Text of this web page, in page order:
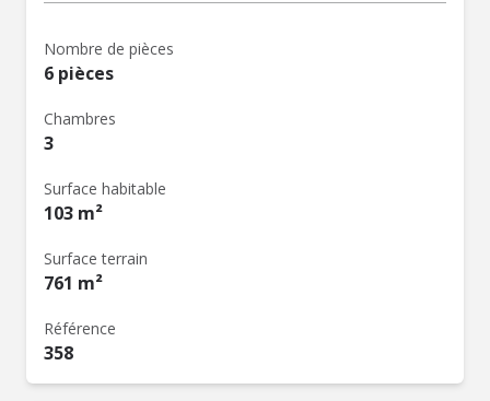
Nombre de pièces
6 pièces
Chambres
3
Surface habitable
103 m²
Surface terrain
761 m²
Référence
358